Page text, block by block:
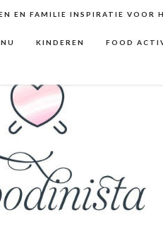
EN FAMILIE INSPIRATIE VOOR
KINDEREN FOOD